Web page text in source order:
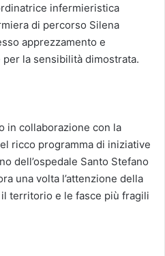
infermieristica
di percorso Silena
apprezzamento e
la sensibilità dimostrata.
in collaborazione con la
ricco programma di iniziative
dell’ospedale Santo Stefano
una volta l’attenzione della
territorio e le fasce più fragili